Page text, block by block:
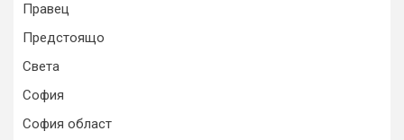
Правец
Предстоящо
Света
София
София област